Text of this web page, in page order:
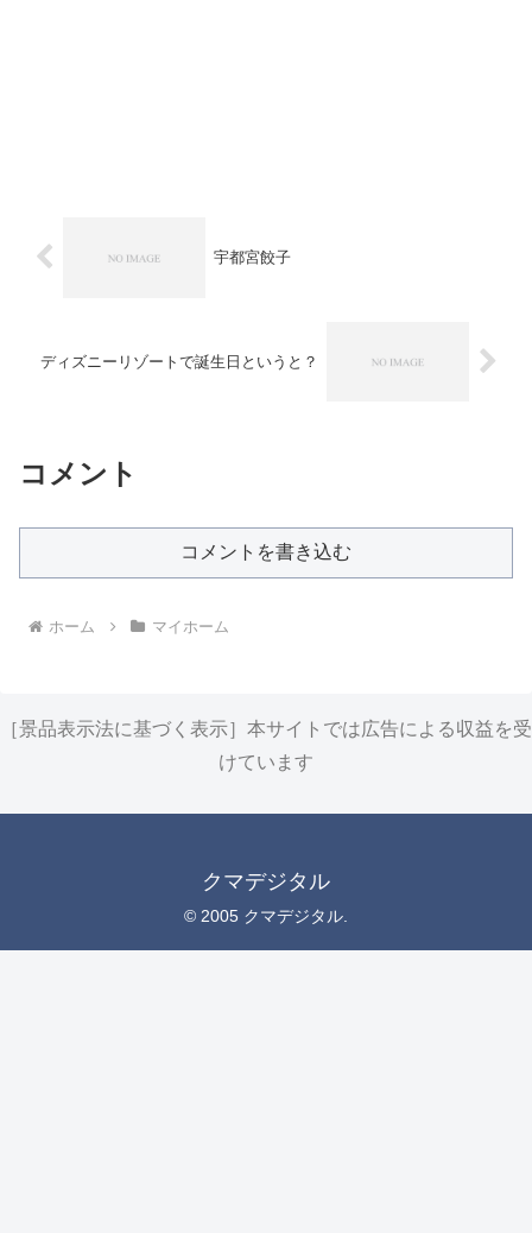
宇都宮餃子
ディズニーリゾートで誕生日というと？
コメント
コメントを書き込む
ホーム マイホーム
［景品表示法に基づく表示］本サイトでは広告による収益を受
けています
クマデジタル
© 2005 クマデジタル.